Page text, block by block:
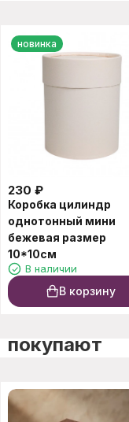
новинка
230 ₽
Коробка цилиндр
однотонный мини
бежевая размер
10*10см
В наличии
В корзину
покупают